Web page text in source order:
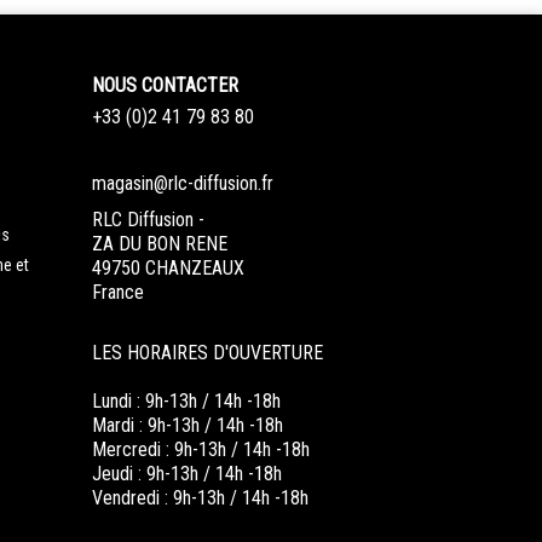
et
NOUS CONTACTER
+33 (0)2 41 79 83 80
magasin@rlc-diffusion.fr
RLC Diffusion -
ZA DU BON RENE
49750 CHANZEAUX
France
LES HORAIRES D'OUVERTURE
Lundi : 9h-13h / 14h -18h
Mardi : 9h-13h / 14h -18h
Mercredi : 9h-13h / 14h -18h
Jeudi : 9h-13h / 14h -18h
Vendredi : 9h-13h / 14h -18h